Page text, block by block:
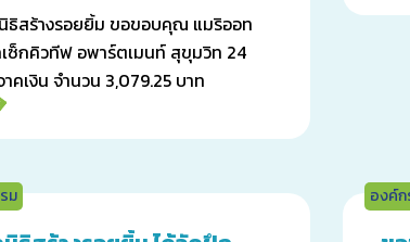
ธิสร้างรอยยิ้ม ขอขอบคุณ แมริออท
เซ็กคิวทีฟ อพาร์ตเมนท์ สุขุมวิท 24
าคเงิน จำนวน 3,079.25 บาท
ม องค์